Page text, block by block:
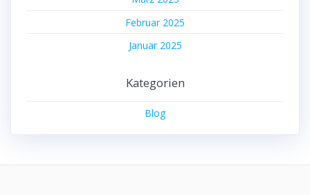
Februar 2025
Januar 2025
Kategorien
Blog